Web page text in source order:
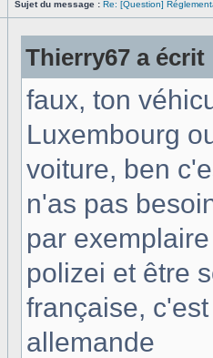
Sujet du message : Re: [Question]
Thierry67 a écrit
faux, ton
Luxembourg
voiture, ben
n'as pas
par
polizei et être
française,
allemande